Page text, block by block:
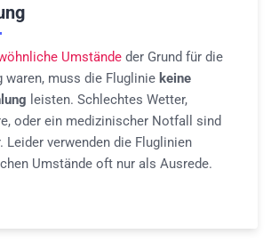
Umstände der Grund für die
waren, muss die Fluglinie keine
leisten. Schlechtes Wetter,
oder ein medizinischer Notfall sind
Leider verwenden die Fluglinien
Umstände oft nur als Ausrede.